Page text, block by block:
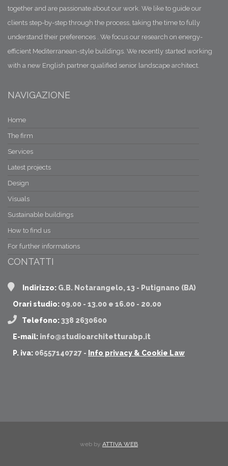
25/06/2018 23:49
Trulli - il cocciopesto la calce e il vuolo
16/06/2018 12:35
Il protocollo Itaca Puglia
06/01/2018 07:06
15/12/2017 09:11
together and are passionate about our work. We like to guide our
clients step-by-step through the process, taking the time to fully
understand their preferences . We focus our research on energy-
efficient Mediterranean-style buildings. We recently started working
with a new English partner qualified senior landscape architect.
NAVIGAZIONE
Home
The firm
Services
Latest projects
Design
Visuals
Sustainable buildings
How to find us
For further informations
CONTATTI
Indirizzo: G.B. Notarangelo, 13 - Putignano (BA)
Orari studio: 09.00 - 13.00 e 16.00 - 20.00
Telefono:338 2630600
E-mail: info@studioarchitetturabp.it
P. iva: 06557140727 - Info privacy & Cookie Law
web by ATTIVA WEB